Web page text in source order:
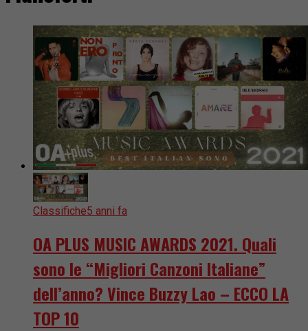
Classifiche5 anni fa
OA PLUS MUSIC AWARDS 2021. Quali
sono le “Migliori Canzoni Italiane”
dell’anno? Vince Buzzy Lao – ECCO LA
TOP 10